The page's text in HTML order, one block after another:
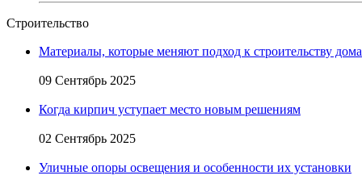
Строительство
Материалы, которые меняют подход к строительству дома
09 Сентябрь 2025
Когда кирпич уступает место новым решениям
02 Сентябрь 2025
Уличные опоры освещения и особенности их установки